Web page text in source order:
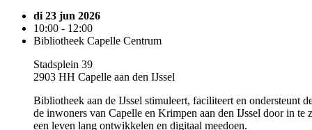
di 23 jun 2026
10:00 - 12:00
Bibliotheek Capelle Centrum
Stadsplein 39
2903 HH Capelle aan den IJssel
Bibliotheek aan de IJssel stimuleert, faciliteert en ondersteunt
de inwoners van Capelle en Krimpen aan den IJssel door in te
een leven lang ontwikkelen en digitaal meedoen.